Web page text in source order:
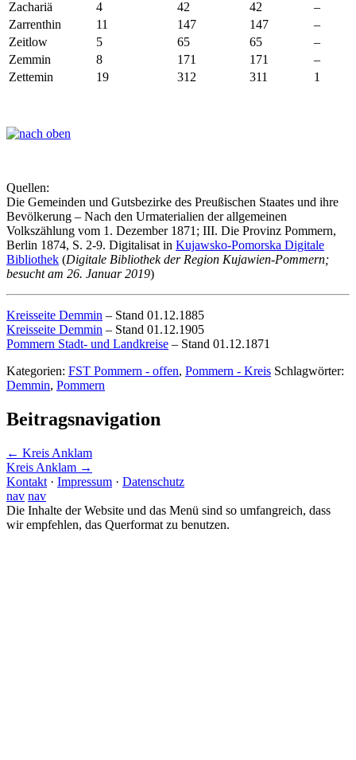
Zachariä
4 42 42
–
Zarrenthin
11 147 147
–
Zeitlow
5 65 65
–
Zemmin
8 171 171
–
Zettemin
19 312 311 1
Quellen:
Die Gemeinden und Gutsbezirke des Preußischen Staates und ihre
Bevölkerung – Nach den Urmaterialien der allgemeinen
Volkszählung vom 1. Dezember 1871; III. Die Provinz Pommern,
Berlin 1874, S. 2-9. Digitalisat in Kujawsko-Pomorska Digitale
Bibliothek (Digitale Bibliothek der Region Kujawien-Pommern;
besucht am 26. Januar 2019)
Kreisseite Demmin – Stand 01.12.1885
Kreisseite Demmin – Stand 01.12.1905
Pommern Stadt- und Landkreise – Stand 01.12.1871
Kategorien: FST Pommern - offen, Pommern - Kreis Schlagwörter:
Demmin, Pommern
Beitragsnavigation
← Kreis Anklam
Kreis Anklam →
Kontakt · Impressum · Datenschutz
nav nav
Die Inhalte der Website und das Menü sind so umfangreich, dass
wir empfehlen, das Querformat zu benutzen.